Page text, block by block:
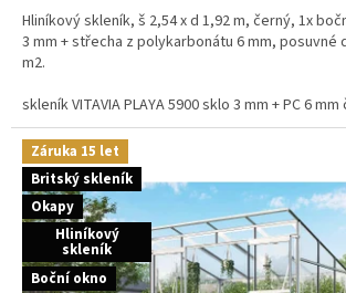
Hliníkový skleník, š 2,54 x d 1,92 m, černý, 1x
3 mm + střecha z polykarbonátu 6 mm, posuvné
m2.
skleník VITAVIA PLAYA 5900 sklo 3 mm + PC 6
Záruka 15 let
Britský skleník
Okapy
Hliníkový
skleník
Boční okno